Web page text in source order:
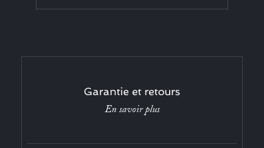
Garantie et retours
En savoir plus